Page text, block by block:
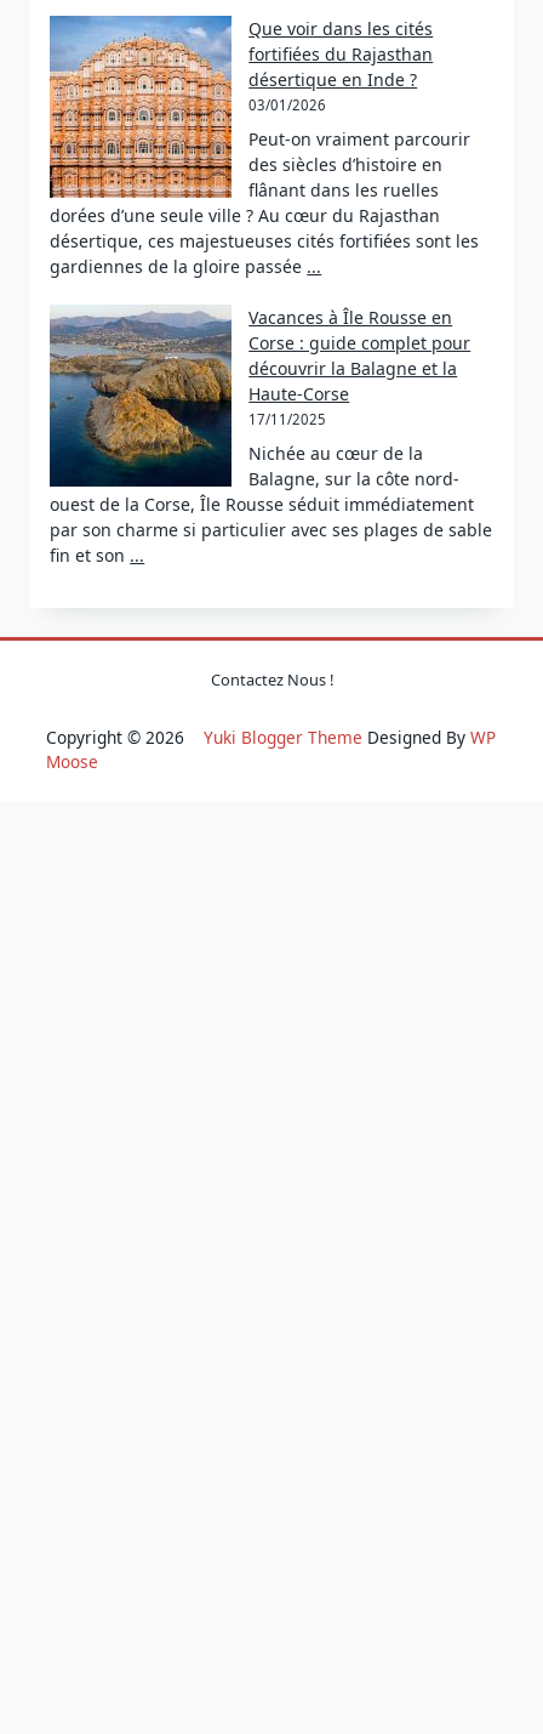
Que voir dans les cités
fortifiées du Rajasthan
désertique en Inde ?
03/01/2026
Peut-on vraiment parcourir
des siècles d’histoire en
flânant dans les ruelles
dorées d’une seule ville ? Au cœur du Rajasthan
désertique, ces majestueuses cités fortifiées sont les
gardiennes de la gloire passée ...
Vacances à Île Rousse en
Corse : guide complet pour
découvrir la Balagne et la
Haute-Corse
17/11/2025
Nichée au cœur de la
Balagne, sur la côte nord-
ouest de la Corse, Île Rousse séduit immédiatement
par son charme si particulier avec ses plages de sable
fin et son ...
Contactez Nous !
Copyright © 2026 Yuki Blogger Theme Designed By WP
Moose